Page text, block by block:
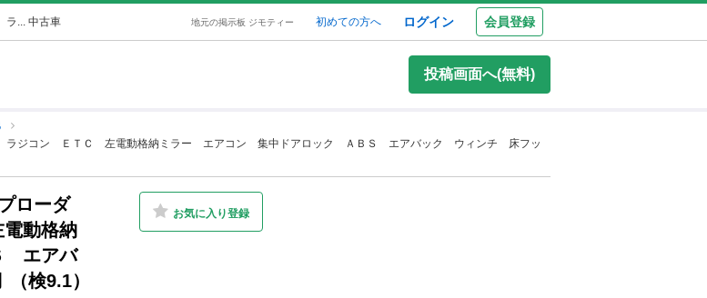
ラ... 中古車 地元の掲示板 ジモティー 初めての方へ ログイン 会員登録
投稿画面へ(無料)
ラジコン ＥＴＣ 左電動格納ミラー エアコン 集中ドアロック ＡＢＳ エアバック ウィンチ 床フッ
ローダ
動格納
エアバ
検9.1）
お気に入り登録